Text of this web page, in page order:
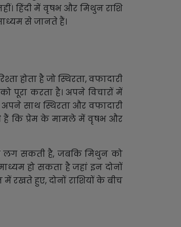
हिंदी में वृषभ और मिथुन राशि
से जानते हैं।
होता है जो स्थिरता, वफादारी
करता है। अपने विचारों में
साथ स्थिरता और वफादारी
हैं कि प्रेम के मामले में वृषभ और
सकती है, जबकि मिथुन को
हो सकता है जहां इन दोनों
हुए, दोनों राशियों के बीच